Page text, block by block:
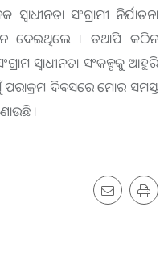
ସଂଗ୍ରାମୀ ନିର୍ଯାତନା
ଦେଇଥିଲେ । ତଥାପି କଠିନ
ସ୍ୱାଧୀନତା ସଂକଳ୍ପକୁ ଆହୁରି
ଦିବସରେ ମୋର ସମସ୍ତ
।